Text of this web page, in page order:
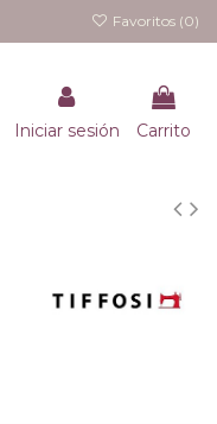
Favoritos (0)
Iniciar sesión Carrito